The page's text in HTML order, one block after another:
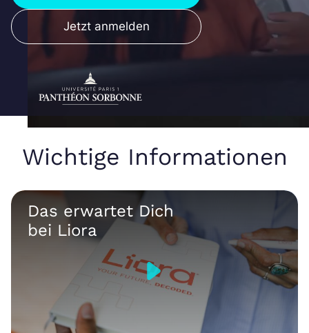
Jetzt anmelden
Wichtige Informationen
Das erwartet Dich
bei Liora